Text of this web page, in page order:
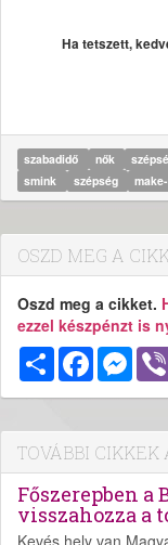
Ha tetszett,
szabadidő nők
smink
szépség
OSZD MEG A
Oszd meg a cikket.
ezzel készpénzt is
MegosztásFacebook
TOVÁBBI
Főszerepben
visszahozza a
Kevés hely van